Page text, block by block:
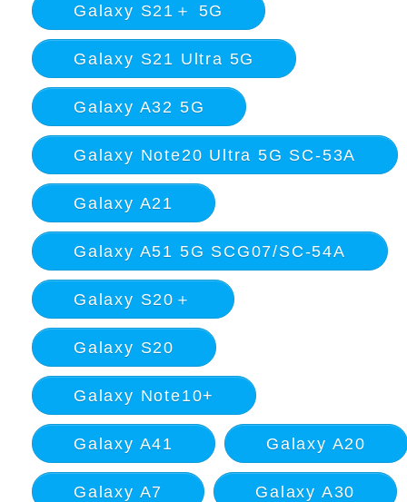
Galaxy S21＋ 5G
Galaxy S21 Ultra 5G
Galaxy A32 5G
Galaxy Note20 Ultra 5G SC-53A
Galaxy A21
Galaxy A51 5G SCG07/SC-54A
Galaxy S20＋
Galaxy S20
Galaxy Note10+
Galaxy A41 Galaxy A20
Galaxy A7 Galaxy A30